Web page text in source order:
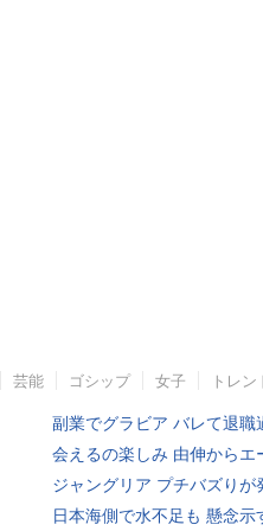
芸能 ゴシップ 女子 トレン
副業でグラビア バレて退職
会えるの楽しみ 由伸からエ
ジャングリア プチバズりが
日本海側で水不足も 懸念示